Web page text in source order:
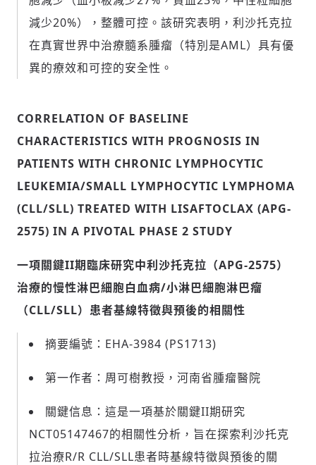
減少20%），整體可控。該研究表明，利沙托克拉
在真實世界中治療髓系腫瘤（特別是AML）具有優
異的療效和可控的安全性。
CORRELATION OF BASELINE
CHARACTERISTICS WITH PROGNOSIS IN
PATIENTS WITH CHRONIC LYMPHOCYTIC
LEUKEMIA/SMALL LYMPHOCYTIC LYMPHOMA
(CLL/SLL) TREATED WITH LISAFTOCLAX (APG-
2575) IN A PIVOTAL PHASE 2 STUDY
一項關鍵II期臨床研究中利沙托克拉（APG-2575）
治療的慢性淋巴細胞白血病/小淋巴細胞淋巴瘤
（CLL/SLL）患者基線特徵與預後的相關性
摘要編號：EHA-3984 (PS1713)
第一作者：周可樹教授，河南省腫瘤醫院
關鍵信息：這是一項基於關鍵II期研究
NCT05147467的相關性分析，旨在探索利沙托克
拉治療R/R CLL/SLL患者時基線特徵與預後的關